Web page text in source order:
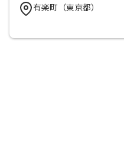
有楽町（東京都）